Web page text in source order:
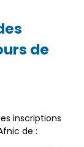
de
inscriptions
de :